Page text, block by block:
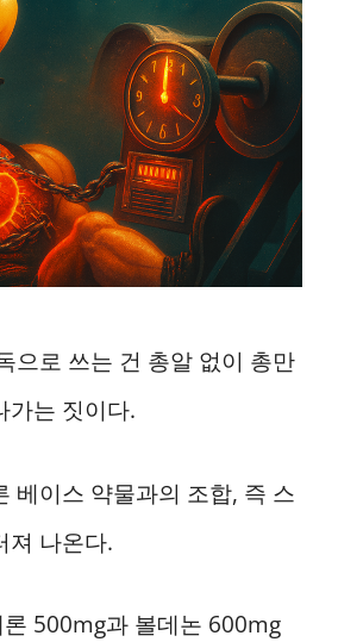
으로 쓰는 건 총알 없이 총만
가는 짓이다.
베이스 약물과의 조합, 즉 스
져 나온다.
500mg과 볼데논 600mg